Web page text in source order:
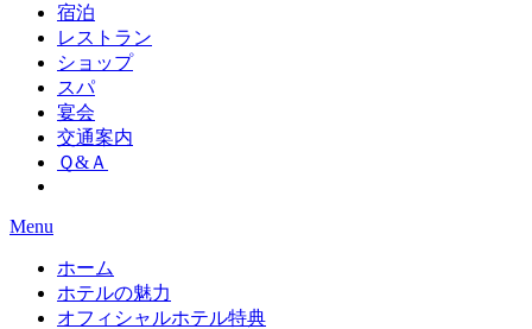
宿泊
レストラン
ショップ
スパ
宴会
交通案内
Ｑ&Ａ
Menu
ホーム
ホテルの魅力
オフィシャルホテル特典